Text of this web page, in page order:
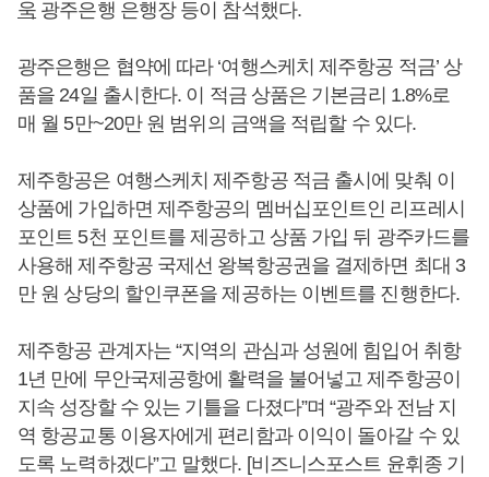
욱 광주은행 은행장 등이 참석했다.
광주은행은 협약에 따라 ‘여행스케치 제주항공 적금’ 상
품을 24일 출시한다. 이 적금 상품은 기본금리 1.8%로
매 월 5만~20만 원 범위의 금액을 적립할 수 있다.
제주항공은 여행스케치 제주항공 적금 출시에 맞춰 이
상품에 가입하면 제주항공의 멤버십포인트인 리프레시
포인트 5천 포인트를 제공하고 상품 가입 뒤 광주카드를
사용해 제주항공 국제선 왕복항공권을 결제하면 최대 3
만 원 상당의 할인쿠폰을 제공하는 이벤트를 진행한다.
제주항공 관계자는 “지역의 관심과 성원에 힘입어 취항
1년 만에 무안국제공항에 활력을 불어넣고 제주항공이
지속 성장할 수 있는 기틀을 다졌다”며 “광주와 전남 지
역 항공교통 이용자에게 편리함과 이익이 돌아갈 수 있
도록 노력하겠다”고 말했다. [비즈니스포스트 윤휘종 기